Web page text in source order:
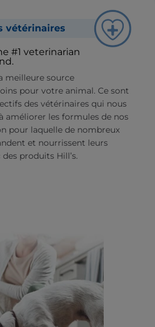
vétérinaires
#1 veterinarian
meilleure source
pour votre animal. Ce sont
des vétérinaires qui nous
améliorer les formules de nos
pour laquelle de nombreux
et nourrissent leurs
produits Hill’s.